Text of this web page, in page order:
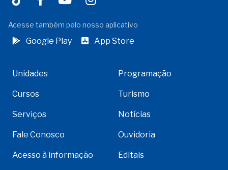
Acesse também pelo nosso aplicativo
Google Play App Store
Unidades Programação
Cursos Turismo
Serviços Notícias
Fale Conosco Ouvidoria
Acesso à informação Editais